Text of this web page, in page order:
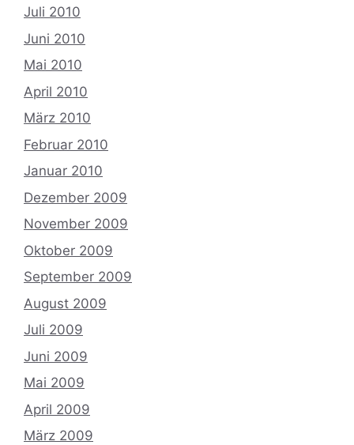
Juli 2010
Juni 2010
Mai 2010
April 2010
März 2010
Februar 2010
Januar 2010
Dezember 2009
November 2009
Oktober 2009
September 2009
August 2009
Juli 2009
Juni 2009
Mai 2009
April 2009
März 2009